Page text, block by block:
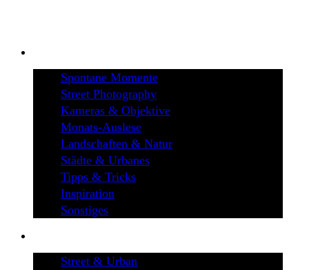
Spontane Momente
Street Photography
Kameras & Objektive
Monats-Auslese
Landschaften & Natur
Städte & Urbanes
Tipps & Tricks
Inspiration
Sonstiges
Street & Urban